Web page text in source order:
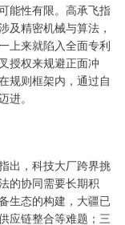
能性有限。高承飞指
及精密机械与算法，
上来就陷入全面专利
授权来规避正面冲
规则框架内，通过自
。
出，科技大厂跨界挑
的协同需要长期积
生态的构建，大疆已
应链整合等难题；三